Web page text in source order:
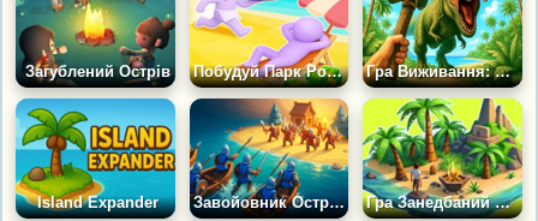
Загублений Острів Побудуй Парк Розваг на Острові Гра Виживання: Острови Динозаврів
Island Expander Завойовник Островів Гра Занедбаний Острів: Виживання